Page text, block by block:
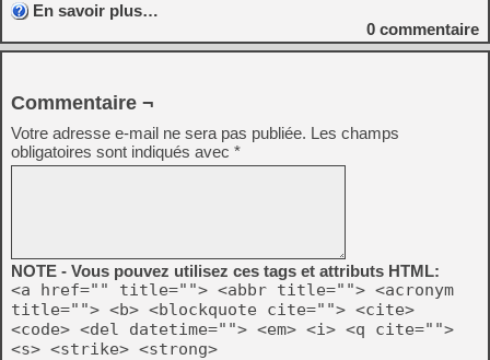
En savoir plus…
0 commentaire
Commentaire ¬
Votre adresse e-mail ne sera pas publiée. Les champs
obligatoires sont indiqués avec *
NOTE - Vous pouvez utilisez ces tags et attributs HTML:
<a href="" title=""> <abbr title=""> <acronym
title=""> <b> <blockquote cite=""> <cite>
<code> <del datetime=""> <em> <i> <q cite="">
<s> <strike> <strong>